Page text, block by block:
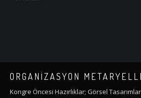
ORGANIZASYON
Kongre Öncesi Hazırlıklar; Görsel